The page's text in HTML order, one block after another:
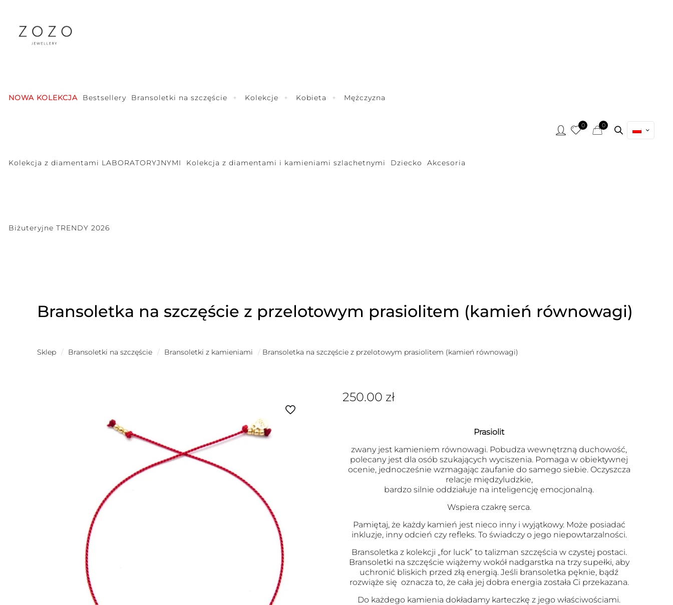
NOWA KOLEKCJA Bestsellery Bransoletki na szczęście Kolekcje Kobieta Mężczyzna
Kolekcja z diamentami LABORATORYJNYMI Kolekcja z diamentami i kamieniami szlachetnymi Dziecko Akcesoria
Biżuteryjne TRENDY 2026
0 0
Bransoletka na szczęście z przelotowym prasiolitem (kamień równowagi)
Sklep / Bransoletki na szczęście / Bransoletki z kamieniami / Bransoletka na szczęście z przelotowym prasiolitem (kamień równowagi)
250.00 zł
Prasiolit
zwany jest kamieniem równowagi. Pobudza wewnętrzną duchowość,
polecany jest dla osób szukających wyciszenia. Pomaga w obiektywnej
ocenie, jednocześnie wzmagając zaufanie do samego siebie. Oczyszcza
relacje międzyludzkie,
bardzo silnie oddziałuje na inteligencję emocjonalną.
Wspiera czakrę serca.
Pamiętaj, że każdy kamień jest nieco inny i wyjątkowy. Może posiadać
inkluzje, inny odcień czy refleks. To świadczy o jego niepowtarzalności.
Bransoletka z kolekcji „for luck” to talizman szczęścia w czystej postaci.
Bransoletki na szczęście wiążemy wokół nadgarstka na trzy supełki, aby
uchronić bliskich przed złą energią. Jeśli bransoletka pęknie, bądź
rozwiąże się oznacza to, że cała jej dobra energia została Ci przekazana.
Do każdego kamienia dokładamy karteczkę z jego właściwościami.